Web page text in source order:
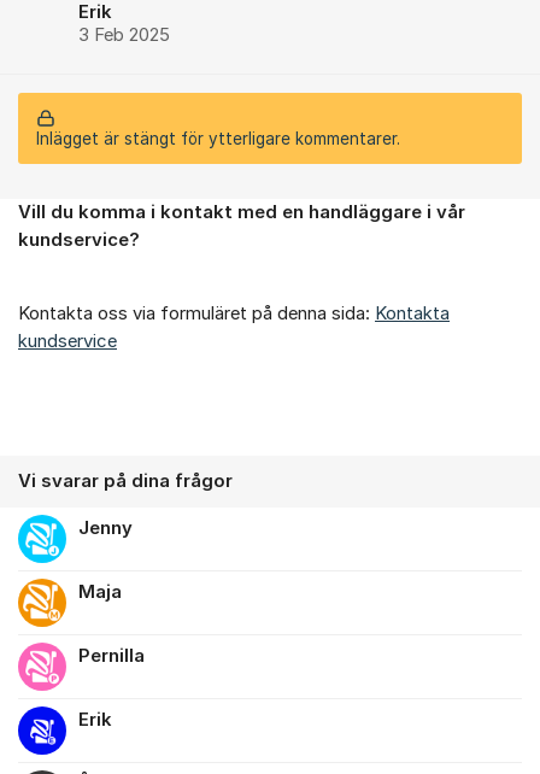
Erik
3 Feb 2025
Inlägget är stängt för ytterligare kommentarer.
Om forumet
Vill du komma i kontakt med en handläggare i vår
kundservice?
Kontakta oss via formuläret på denna sida: Kontakta
kundservice
Vi svarar på dina frågor
Jenny
Maja
Pernilla
Erik